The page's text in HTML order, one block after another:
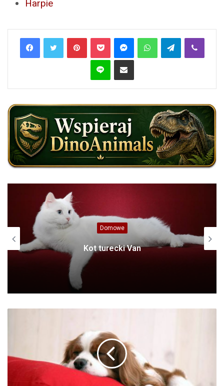
Harpie
PinterestPocket MessengerWhatsAppTelegramViber
Line Share via Email
Domowe
Kot turecki Van